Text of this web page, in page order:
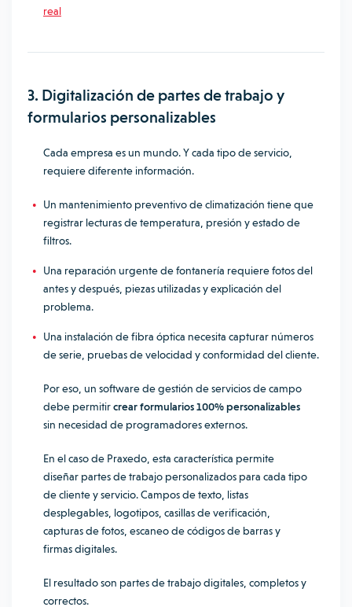
real
3. Digitalización de partes de trabajo y
formularios personalizables
Cada empresa es un mundo. Y cada tipo de servicio,
requiere diferente información.
Un mantenimiento preventivo de climatización tiene que
registrar lecturas de temperatura, presión y estado de
filtros.
Una reparación urgente de fontanería requiere fotos del
antes y después, piezas utilizadas y explicación del
problema.
Una instalación de fibra óptica necesita capturar números
de serie, pruebas de velocidad y conformidad del cliente.
Por eso, un software de gestión de servicios de campo
debe permitircrear formularios 100% personalizables
sin necesidad de programadores externos.
En el caso de Praxedo, esta característica permite
diseñar partes de trabajo personalizados para cada tipo
de cliente y servicio. Campos de texto, listas
desplegables, logotipos, casillas de verificación,
capturas de fotos, escaneo de códigos de barras y
firmas digitales.
El resultado son partes de trabajo digitales, completos y
correctos.